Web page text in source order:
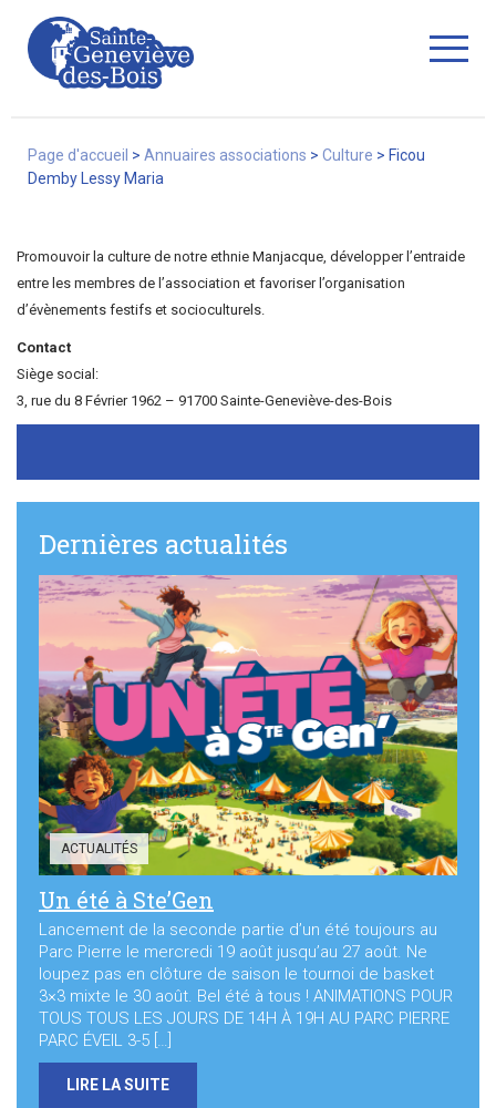
La Ville
Services
Commerces/associations
Sortir à Ste Gen’
Page d'accueil > Annuaires associations > Culture > Ficou
Demby Lessy Maria
Promouvoir la culture de notre ethnie Manjacque, développer l’entraide
entre les membres de l’association et favoriser l’organisation
d’évènements festifs et socioculturels.
Contact
Siège social:
3, rue du 8 Février 1962 – 91700 Sainte-Geneviève-des-Bois
Dernières actualités
ACTUALITÉS
Un été à Ste’Gen
Lancement de la seconde partie d’un été toujours au
Parc Pierre le mercredi 19 août jusqu’au 27 août. Ne
loupez pas en clôture de saison le tournoi de basket
3×3 mixte le 30 août. Bel été à tous ! ANIMATIONS POUR
TOUS TOUS LES JOURS DE 14H À 19H AU PARC PIERRE
PARC ÉVEIL 3-5 […]
LIRE LA SUITE